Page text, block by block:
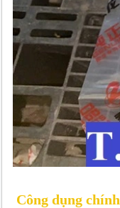
Công dụng chính